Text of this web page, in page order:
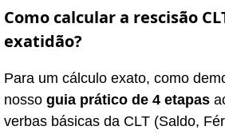
Como calcular a rescisão
exatidão?
Para um cálculo exato, como
nosso guia prático de 4 etapas
verbas básicas da CLT (Saldo,